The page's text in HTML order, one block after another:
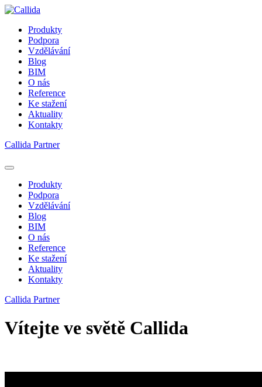
Produkty
Podpora
Vzdělávání
Blog
BIM
O nás
Reference
Ke stažení
Aktuality
Kontakty
Callida Partner
Produkty
Podpora
Vzdělávání
Blog
BIM
O nás
Reference
Ke stažení
Aktuality
Kontakty
Callida Partner
Vítejte ve světě Callida